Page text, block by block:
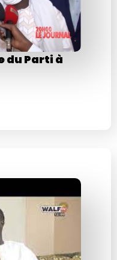
du Parti à